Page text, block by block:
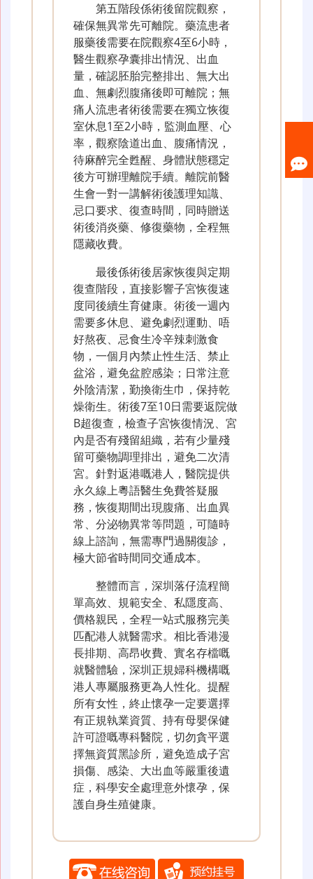
第五階段係術後留院觀察，
確保無異常先可離院。藥流患者
服藥後需要在院觀察4至6小時，
醫生觀察孕囊排出情況、出血
量，確認胚胎完整排出、無大出
血、無劇烈腹痛後即可離院；無
痛人流患者術後需要在獨立恢復
室休息1至2小時，監測血壓、心
率，觀察陰道出血、腹痛情況，
待麻醉完全甦醒、身體狀態穩定
後方可辦理離院手續。離院前醫
生會一對一講解術後護理知識、
忌口要求、復查時間，同時贈送
術後消炎藥、修復藥物，全程無
隱藏收費。
最後係術後居家恢復與定期
復查階段，直接影響子宮恢復速
度同後續生育健康。術後一週內
需要多休息、避免劇烈運動、唔
好熬夜、忌食生冷辛辣刺激食
物，一個月內禁止性生活、禁止
盆浴，避免盆腔感染；日常注意
外陰清潔，勤換衛生巾，保持乾
燥衛生。術後7至10日需要返院做
B超復查，檢查子宮恢復情況、宮
內是否有殘留組織，若有少量殘
留可藥物調理排出，避免二次清
宮。針對返港嘅港人，醫院提供
永久線上粵語醫生免費答疑服
務，恢復期間出現腹痛、出血異
常、分泌物異常等問題，可隨時
線上諮詢，無需專門過關復診，
極大節省時間同交通成本。
整體而言，深圳落仔流程簡
單高效、規範安全、私隱度高、
價格親民，全程一站式服務完美
匹配港人就醫需求。相比香港漫
長排期、高昂收費、實名存檔嘅
就醫體驗，深圳正規婦科機構嘅
港人專屬服務更為人性化。提醒
所有女性，終止懷孕一定要選擇
有正規執業資質、持有母嬰保健
許可證嘅專科醫院，切勿貪平選
擇無資質黑診所，避免造成子宮
損傷、感染、大出血等嚴重後遺
症，科學安全處理意外懷孕，保
護自身生殖健康。